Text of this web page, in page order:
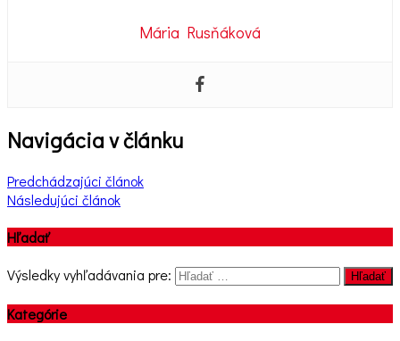
Mária Rusňáková
Navigácia v článku
Predchádzajúci článok
Následujúci článok
Hľadať
Výsledky vyhľadávania pre: Hľadať
Kategórie